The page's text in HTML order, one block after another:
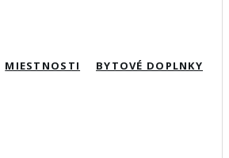
MIESTNOSTI BYTOVÉ DOPLNKY